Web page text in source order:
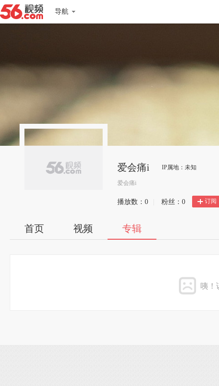
导航
爱会痛i IP属地：未知
爱会痛i
播放数： 0 粉丝： 0 订阅
首页 视频 专辑
咦！